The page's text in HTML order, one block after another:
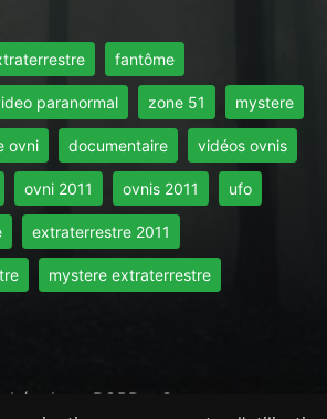
fantôme
paranormal zone 51 mystere
ovni documentaire vidéos ovnis
ovni 2011 ovnis 2011 ufo
extraterrestre 2011
mystere extraterrestre
RGPD Contact